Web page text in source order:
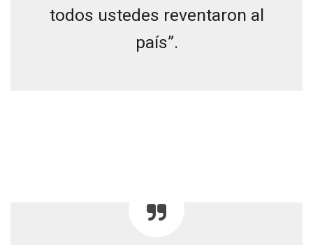
todos ustedes reventaron al
país”.